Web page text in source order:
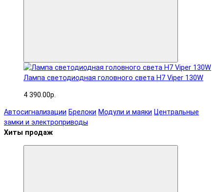
Лампа светодиодная головного света H7 Viper 130W
4 390.00р.
Автосигнализации Брелоки Модули и маяки Центральные
замки и электроприводы
Хиты продаж